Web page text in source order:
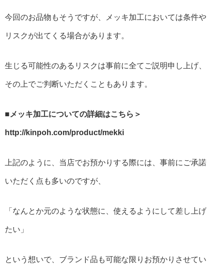
今回のお品物もそうですが、メッキ加工においては条件や
リスクが出てくる場合があります。
生じる可能性のあるリスクは事前に全てご説明申し上げ、
その上でご判断いただくこともあります。
■メッキ加工についての詳細はこちら＞
http://kinpoh.com/product/mekki
上記のように、当店でお預かりする際には、事前にご承諾
いただく点も多いのですが、
「なんとか元のような状態に、使えるようにして差し上げ
たい」
という想いで、ブランド品も可能な限りお預かりさせてい